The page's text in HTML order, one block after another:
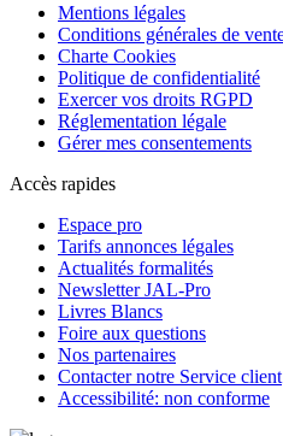
Mentions légales
Conditions générales de
Charte Cookies
Politique de confidentialité
Exercer vos droits RGPD
Réglementation légale
Gérer mes consentements
Accès rapides
Espace pro
Tarifs annonces légales
Actualités formalités
Newsletter JAL-Pro
Livres Blancs
Foire aux questions
Nos partenaires
Contacter notre Service client
Accessibilité: non conforme